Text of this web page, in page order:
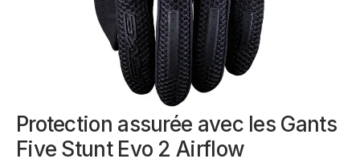
Protection assurée avec les Gants
Five Stunt Evo 2 Airflow